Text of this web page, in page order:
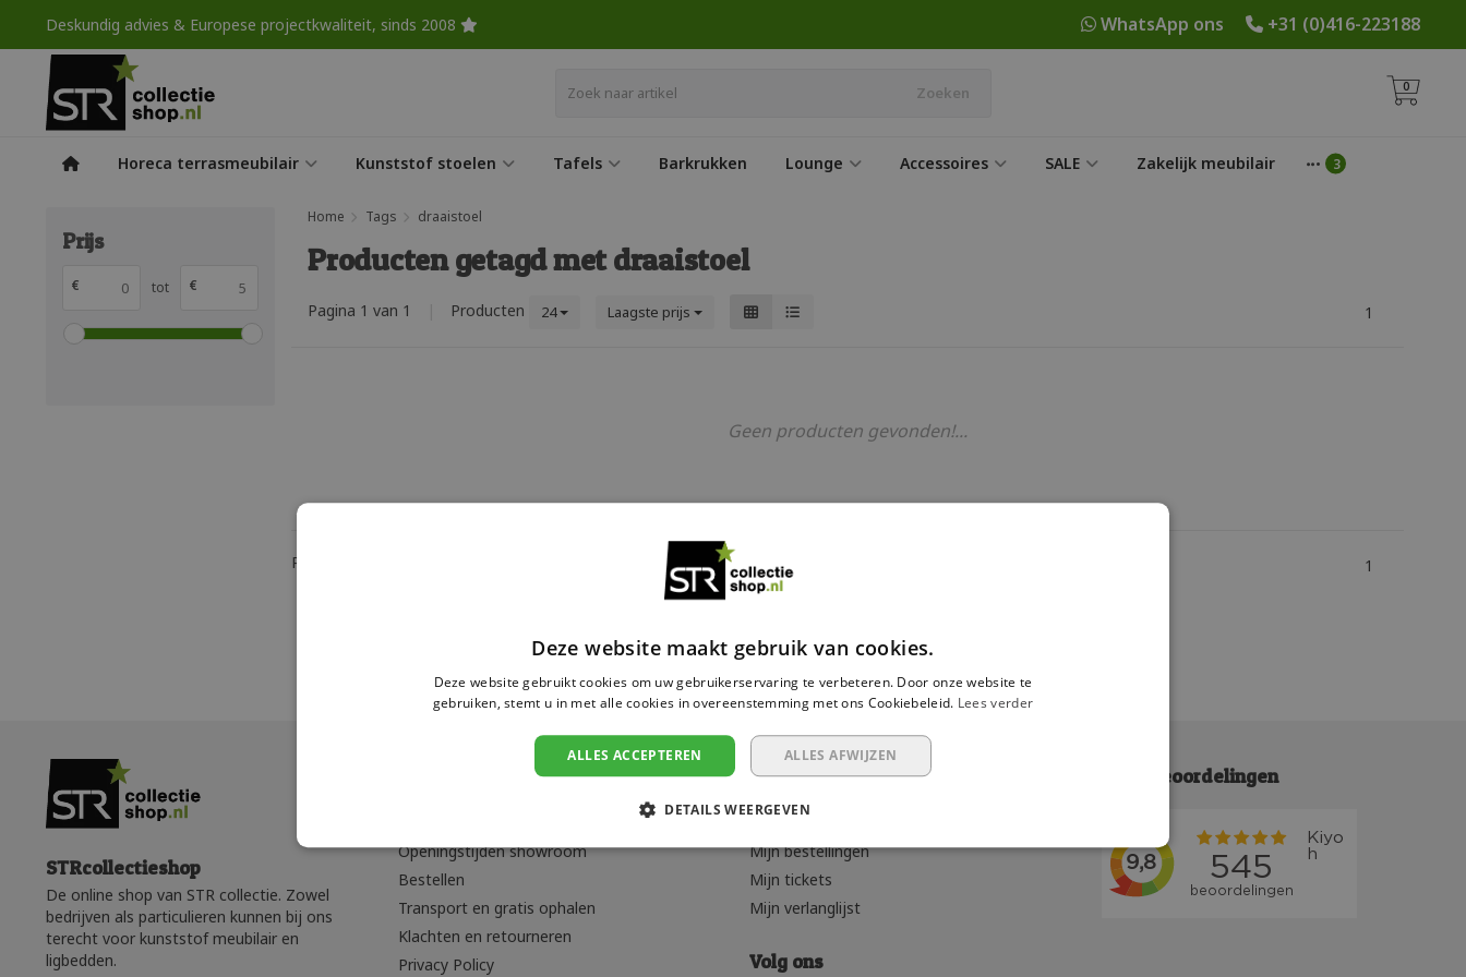
Deskundig advies & Europese projectkwaliteit, sinds 2008 +31 (0)416-223188
WhatsApp ons
Zoeken 0
Horeca terrasmeubilair Kunststof stoelen Tafels Barkrukken Lounge Accessoires SALE Zakelijk meubilair
Prijs
€ tot €
Home Tags draaistoel
Producten getagd met draaistoel
Pagina 1 van 1 Producten 24 Laagste prijs 1
Geen producten gevonden!...
Pagina 1 van 1 Laagste prijs 1
STRcollectieshop
De online shop van STR collectie. Zowel
bedrijven als particulieren kunnen bij ons
terecht voor kunststof meubilair en
ligbedden.
Openingstijden showroom
Bestellen
Transport en gratis ophalen
Klachten en retourneren
Privacy Policy
Mijn account
Mijn bestellingen
Mijn tickets
Mijn verlanglijst
Volg ons
Klantbeoordelingen
Deze website maakt gebruik van cookies.
Deze website gebruikt cookies om uw gebruikerservaring te verbeteren. Door onze website te
gebruiken, stemt u in met alle cookies in overeenstemming met ons Cookiebeleid. Lees verder
ALLES ACCEPTEREN ALLES AFWIJZEN
DETAILS WEERGEVEN